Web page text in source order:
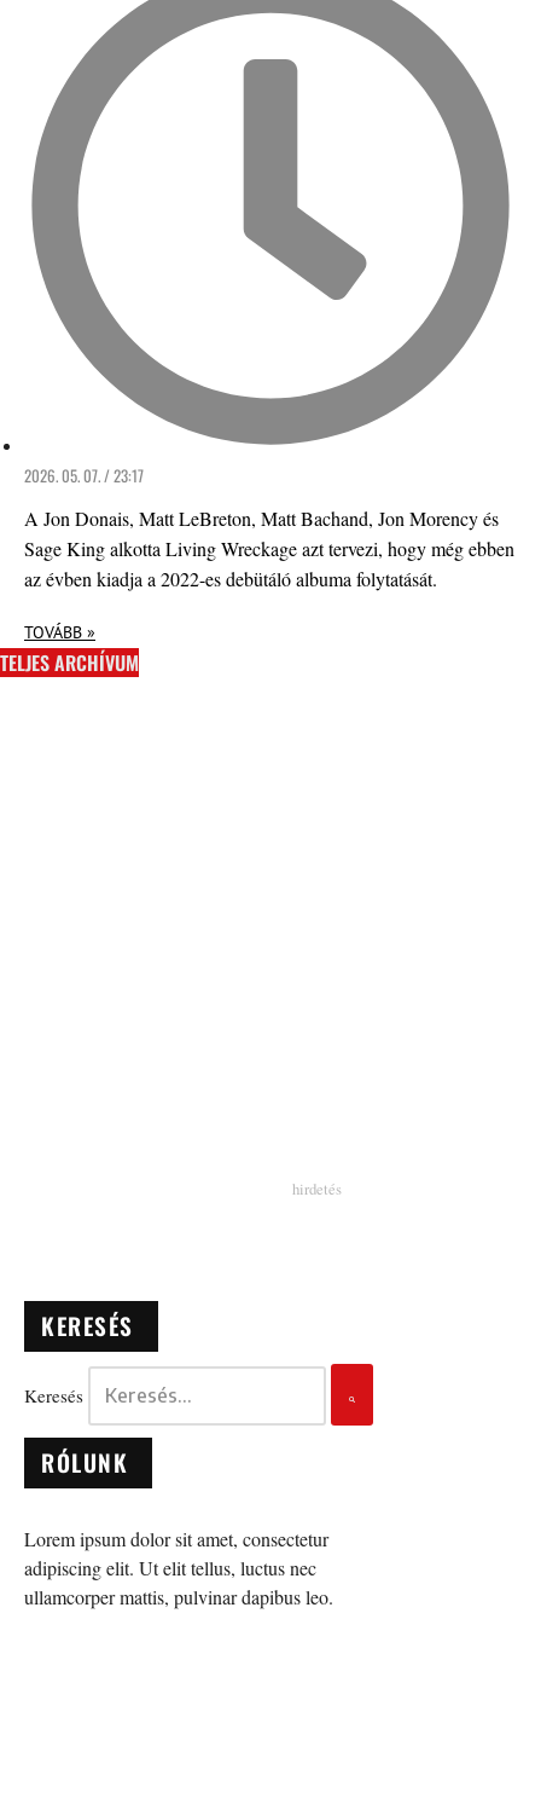
2026. 05. 07. / 23:17
A Jon Donais, Matt LeBreton, Matt Bachand, Jon Morency és
Sage King alkotta Living Wreckage azt tervezi, hogy még ebben
az évben kiadja a 2022-es debütáló albuma folytatását.
TOVÁBB »
TELJES ARCHÍVUM
KERESÉS
Keresés
RÓLUNK
Lorem ipsum dolor sit amet, consectetur
adipiscing elit. Ut elit tellus, luctus nec
ullamcorper mattis, pulvinar dapibus leo.